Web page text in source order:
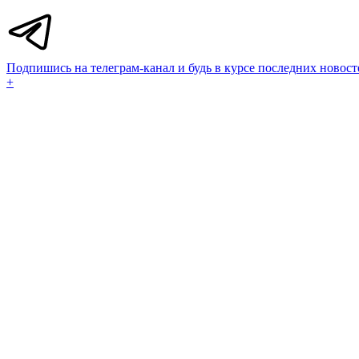
Подпишись на телеграм-канал и будь в курсе последних
+